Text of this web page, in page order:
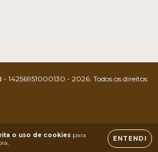
o uso de cookies para
ENTENDI
14256951000130 - 2026. Todos os direitos